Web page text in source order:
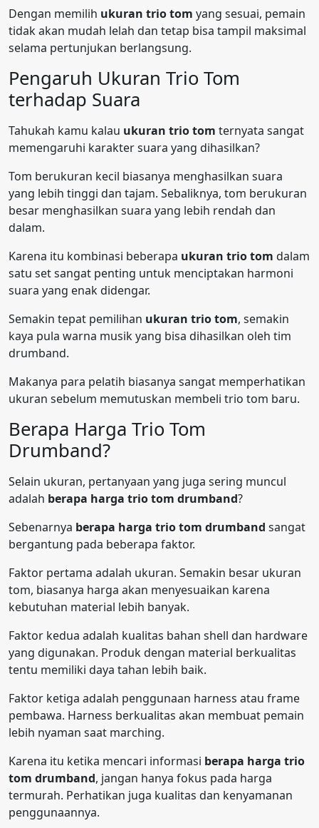
Dengan memilih ukuran trio tom yang sesuai, pemain
tidak akan mudah lelah dan tetap bisa tampil maksimal
selama pertunjukan berlangsung.
Pengaruh Ukuran Trio Tom
terhadap Suara
Tahukah kamu kalau ukuran trio tom ternyata sangat
memengaruhi karakter suara yang dihasilkan?
Tom berukuran kecil biasanya menghasilkan suara
yang lebih tinggi dan tajam. Sebaliknya, tom berukuran
besar menghasilkan suara yang lebih rendah dan
dalam.
Karena itu kombinasi beberapa ukuran trio tom dalam
satu set sangat penting untuk menciptakan harmoni
suara yang enak didengar.
Semakin tepat pemilihan ukuran trio tom, semakin
kaya pula warna musik yang bisa dihasilkan oleh tim
drumband.
Makanya para pelatih biasanya sangat memperhatikan
ukuran sebelum memutuskan membeli trio tom baru.
Berapa Harga Trio Tom
Drumband?
Selain ukuran, pertanyaan yang juga sering muncul
adalah berapa harga trio tom drumband?
Sebenarnya berapa harga trio tom drumband sangat
bergantung pada beberapa faktor.
Faktor pertama adalah ukuran. Semakin besar ukuran
tom, biasanya harga akan menyesuaikan karena
kebutuhan material lebih banyak.
Faktor kedua adalah kualitas bahan shell dan hardware
yang digunakan. Produk dengan material berkualitas
tentu memiliki daya tahan lebih baik.
Faktor ketiga adalah penggunaan harness atau frame
pembawa. Harness berkualitas akan membuat pemain
lebih nyaman saat marching.
Karena itu ketika mencari informasi berapa harga trio
tom drumband, jangan hanya fokus pada harga
termurah. Perhatikan juga kualitas dan kenyamanan
penggunaannya.